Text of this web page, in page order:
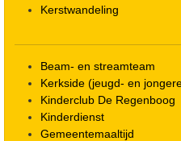
Kerstwandeling
Beam- en streamteam
Kerkside (jeugd- en
Kinderclub De Regenboog
Kinderdienst
Gemeentemaaltijd